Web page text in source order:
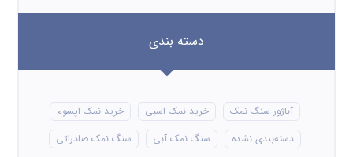
دسته بندی
آباژور سنگ نمک خرید نمک اسبی
خرید نمک اپسوم
دسته‌بندی نشده
سنگ نمک آبی
سنگ نمک صادراتی